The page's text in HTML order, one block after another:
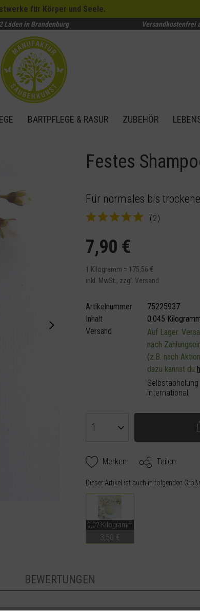
für Körper und Seele.
2 Läden in Brandenburg
Versandkostenfrei
BARTPFLEGE & RASUR ZUBEHÖR
Festes
Für normales bis
(2)
7,90 €
1 Kilogramm = 175,56 €
inkl. MwSt., zzgl. Versand
Artikelnummer
75225937
Inhalt
0.045
Versand
Auf Lager.
nach
(z.B. nach
dazu kannst du
international
Merken Teilen
Dieser Artikel ist auch in folgenden
0,02 Kilogramm
3,50 €
BEWERTUNGEN